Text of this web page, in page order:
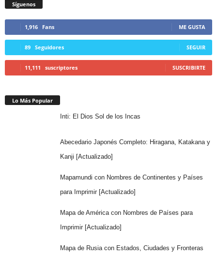
Síguenos
1,916 Fans ME GUSTA
89 Seguidores SEGUIR
11,111 suscriptores SUSCRIBIRTE
Lo Más Popular
Inti: El Dios Sol de los Incas
Abecedario Japonés Completo: Hiragana, Katakana y
Kanji [Actualizado]
Mapamundi con Nombres de Continentes y Países
para Imprimir [Actualizado]
Mapa de América con Nombres de Países para
Imprimir [Actualizado]
Mapa de Rusia con Estados, Ciudades y Fronteras